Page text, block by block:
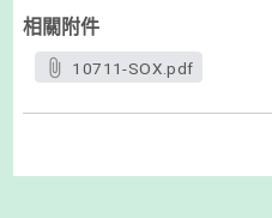
相關附件
10711-SOX.pdf